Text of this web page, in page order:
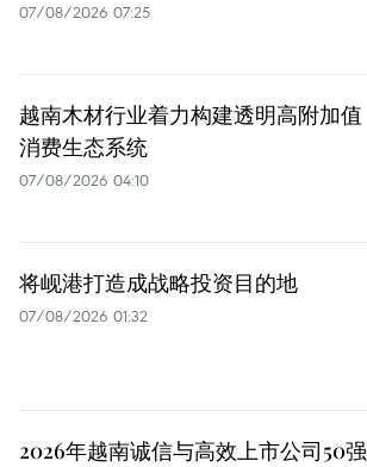
07/08/2026 07:25
越南木材行业着力构建透明高附加值
消费生态系统
07/08/2026 04:10
将岘港打造成战略投资目的地
07/08/2026 01:32
2026年越南诚信与高效上市公司50强